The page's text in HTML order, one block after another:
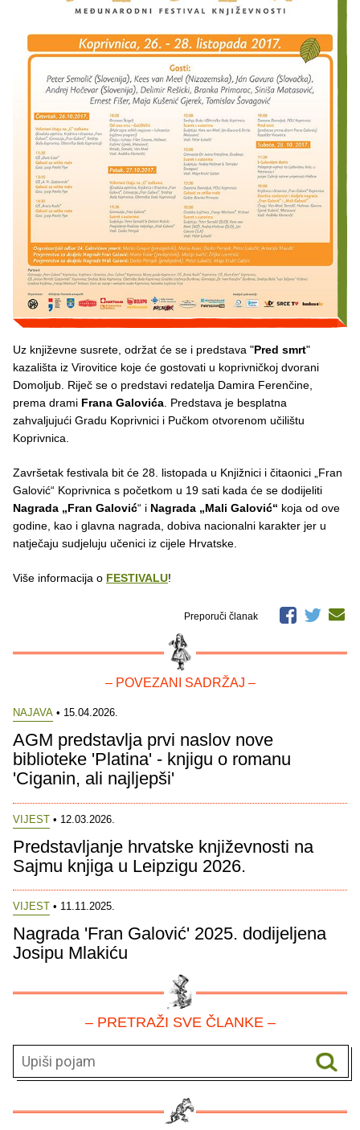
Uz književne susrete, održat će se i predstava "Pred smrt"
kazališta iz Virovitice koje će gostovati u koprivničkoj dvorani
Domoljub. Riječ se o predstavi redatelja Damira Ferenčine,
prema drami Frana Galovića. Predstava je besplatna
zahvaljujući Gradu Koprivnici i Pučkom otvorenom učilištu
Koprivnica.
Završetak festivala bit će 28. listopada u Knjižnici i čitaonici „Fran
Galović“ Koprivnica s početkom u 19 sati kada će se dodijeliti
Nagrada „Fran Galović“ i Nagrada „Mali Galović“ koja od ove
godine, kao i glavna nagrada, dobiva nacionalni karakter jer u
natječaju sudjeluju učenici iz cijele Hrvatske.
Više informacija o FESTIVALU!
Preporuči članak
– POVEZANI SADRŽAJ –
NAJAVA • 15.04.2026.
AGM predstavlja prvi naslov nove
biblioteke 'Platina' - knjigu o romanu
'Ciganin, ali najljepši'
VIJEST • 12.03.2026.
Predstavljanje hrvatske književnosti na
Sajmu knjiga u Leipzigu 2026.
VIJEST • 11.11.2025.
Nagrada 'Fran Galović' 2025. dodijeljena
Josipu Mlakiću
– PRETRAŽI SVE ČLANKE –